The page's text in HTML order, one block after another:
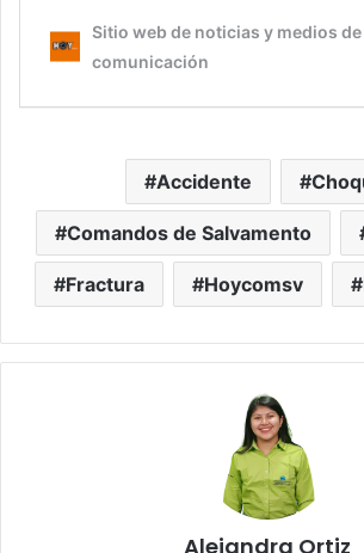
Accidente
Comandos de Salvamento
Fractura Hoycomsv
Alejandra Ortiz